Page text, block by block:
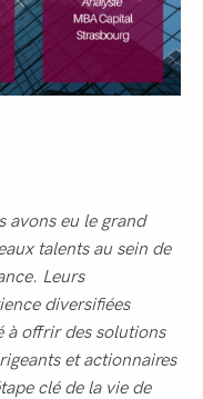
avons eu le grand
talents au sein de
Leurs
diversifiées
à offrir des solutions
et actionnaires
clé de la vie de